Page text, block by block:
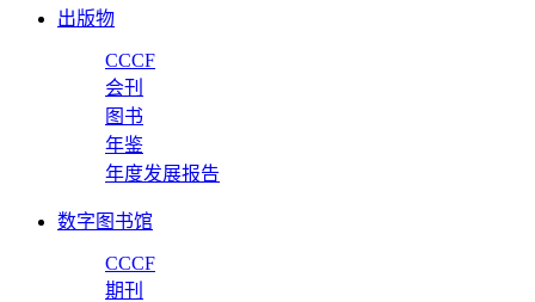
出版物
CCCF
会刊
图书
年鉴
年度发展报告
数字图书馆
CCCF
期刊